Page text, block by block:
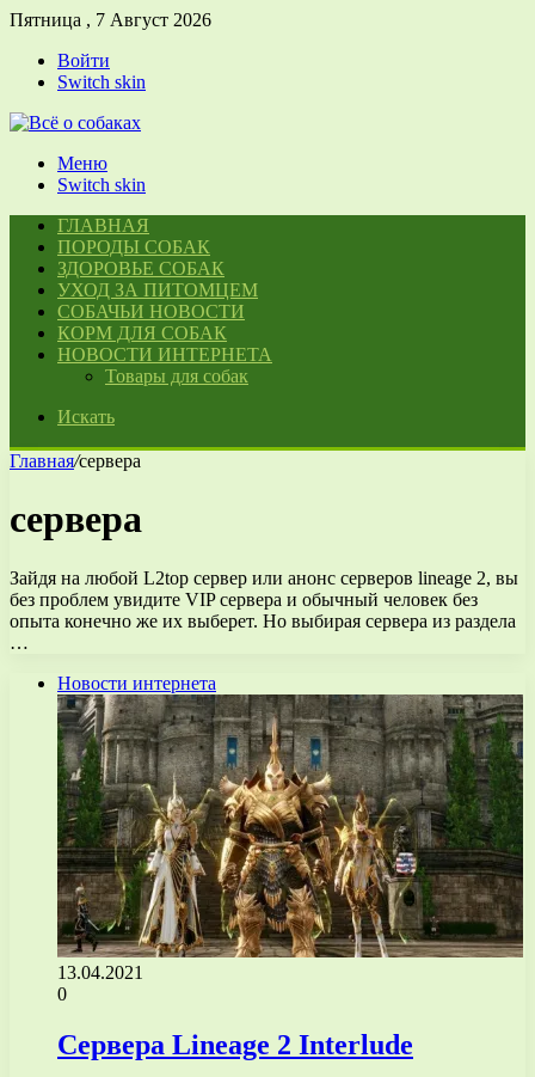
Пятница , 7 Август 2026
Войти
Switch skin
Меню
Switch skin
ГЛАВНАЯ
ПОРОДЫ СОБАК
ЗДОРОВЬЕ СОБАК
УХОД ЗА ПИТОМЦЕМ
СОБАЧЬИ НОВОСТИ
КОРМ ДЛЯ СОБАК
НОВОСТИ ИНТЕРНЕТА
Товары для собак
Искать
Главная/сервера
сервера
Зайдя на любой L2top сервер или анонс серверов lineage 2, вы
без проблем увидите VIP сервера и обычный человек без
опыта конечно же их выберет. Но выбирая сервера из раздела
…
Новости интернета
13.04.2021
0
Сервера Lineage 2 Interlude